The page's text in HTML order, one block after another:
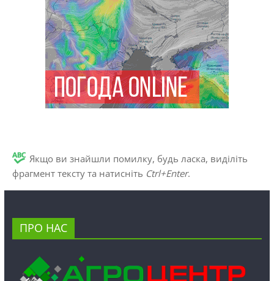
Якщо ви знайшли помилку, будь ласка, виділіть
фрагмент тексту та натисніть Ctrl+Enter.
ПРО НАС